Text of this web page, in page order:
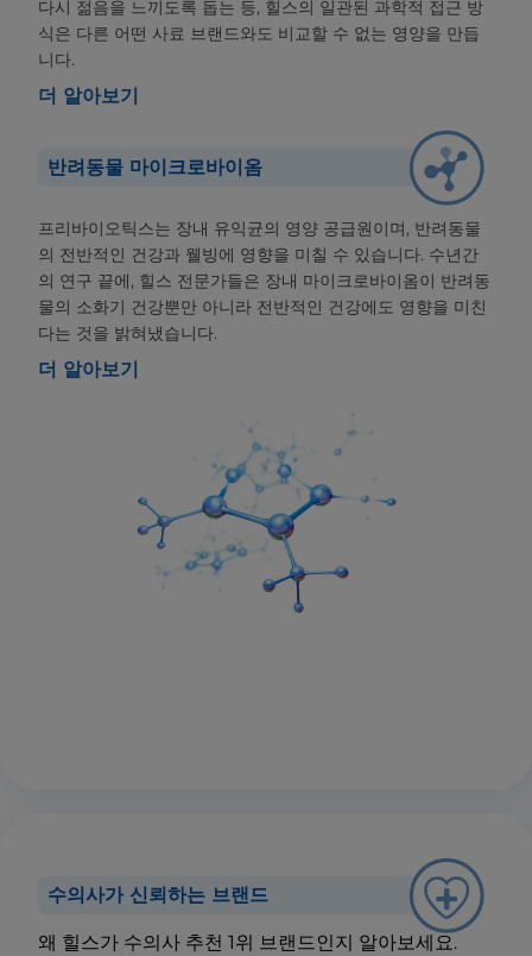
다시 젊음을 느끼도록 돕는 등, 힐스의 일관된 과학적 접근 방
식은 다른 어떤 사료 브랜드와도 비교할 수 없는 영양을 만듭
니다.
더 알아보기
반려동물 마이크로바이옴
프리바이오틱스는 장내 유익균의 영양 공급원이며, 반려동물
의 전반적인 건강과 웰빙에 영향을 미칠 수 있습니다. 수년간
의 연구 끝에, 힐스 전문가들은 장내 마이크로바이옴이 반려동
물의 소화기 건강뿐만 아니라 전반적인 건강에도 영향을 미친
다는 것을 밝혀냈습니다.
더 알아보기
수의사가 신뢰하는 브랜드
왜 힐스가 수의사 추천 1위 브랜드인지 알아보세요.